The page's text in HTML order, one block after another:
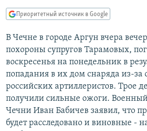
ПОДПИШИТЕСЬ НА РАССЫЛКУ
СОЦИАЛЬНЫЕ СЕТИ
Все сайты РСЕ/РС
Приоритетный источник в Google
В Чечне в городе Аргун вчера
похороны супругов Тарамовых,
воскресенья на понедельник в
попадания в их дом снаряда из-
российских артиллеристов. Трое
получили сильные ожоги.
Чечни Иван Бабичев заявил, что
будет расследовано и виновные -